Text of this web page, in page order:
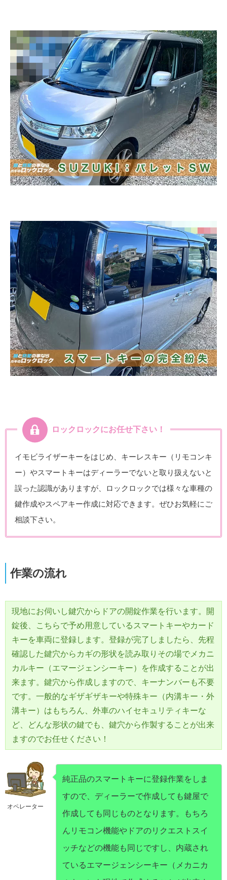
ロックロックにお任せ下さい！
イモビライザーキーをはじめ、キーレスキー（リモコンキ
ー）やスマートキーはディーラーでないと取り扱えないと
誤った認識がありますが、ロックロックでは様々な車種の
鍵作成やスペアキー作成に対応できます。ぜひお気軽にご
相談下さい。
作業の流れ
現地にお伺いし鍵穴からドアの開錠作業を行います。開
錠後、こちらで予め用意しているスマートキーやカード
キーを車両に登録します。登録が完了しましたら、先程
確認した鍵穴からカギの形状を読み取りその場でメカニ
カルキー（エマージェンシーキー）を作成することが出
来ます。鍵穴から作成しますので、キーナンバーも不要
です。一般的なギザギザキーや特殊キー（内溝キー・外
溝キー）はもちろん、外車のハイセキュリティキーな
ど、どんな形状の鍵でも、鍵穴から作製することが出来
ますのでお任せください！
オペレーター
純正品のスマートキーに登録作業をしま
すので、ディーラーで作成しても鍵屋で
作成しても同じものとなります。もちろ
んリモコン機能やドアのリクエストスイ
ッチなどの機能も同じですし、内蔵され
ているエマージェンシーキー（メカニカ